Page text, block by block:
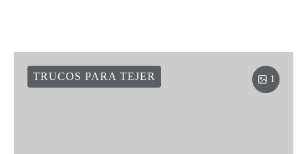
1
TRUCOS PARA TEJER